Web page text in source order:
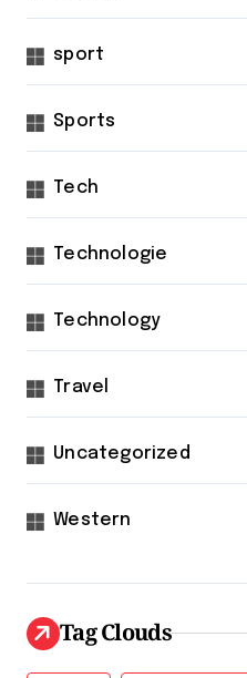
sport
Sports
Tech
Technologie
Technology
Travel
Uncategorized
Western
Tag Clouds